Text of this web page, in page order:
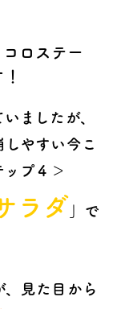
ロステー
ましたが、
しやすい今こ
プ４＞
ラダ 」で
、見た目から